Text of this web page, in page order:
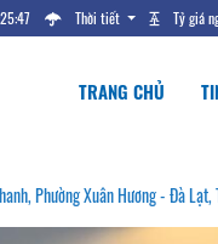
Thời tiết Tỷ giá
TRANG CHỦ
Phường Xuân Hương - Đà